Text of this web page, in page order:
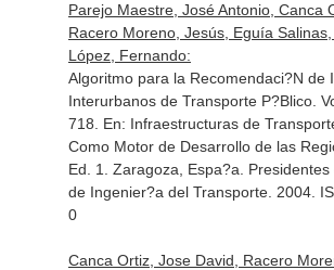
Parejo Maestre, José Antonio, Canca
Racero Moreno, Jesús, Eguía
López, Fernando:
Algoritmo para la Recomendaci?N de
Interurbanos de Transporte P?Blico.
718. En: Infraestructuras de
Como Motor de Desarrollo de las
Ed. 1. Zaragoza, Espa?a.
de Ingenier?a del Transporte. 2004.
0
Canca Ortiz, Jose David, Racero